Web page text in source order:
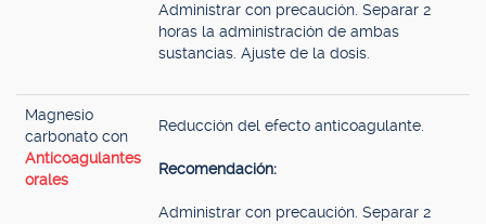
Administrar con precaución. Separar 2
horas la administración de ambas
sustancias. Ajuste de la dosis.
Magnesio
carbonato con
Anticoagulantes
orales
Reducción del efecto anticoagulante.
Recomendación:
Administrar con precaución. Separar 2